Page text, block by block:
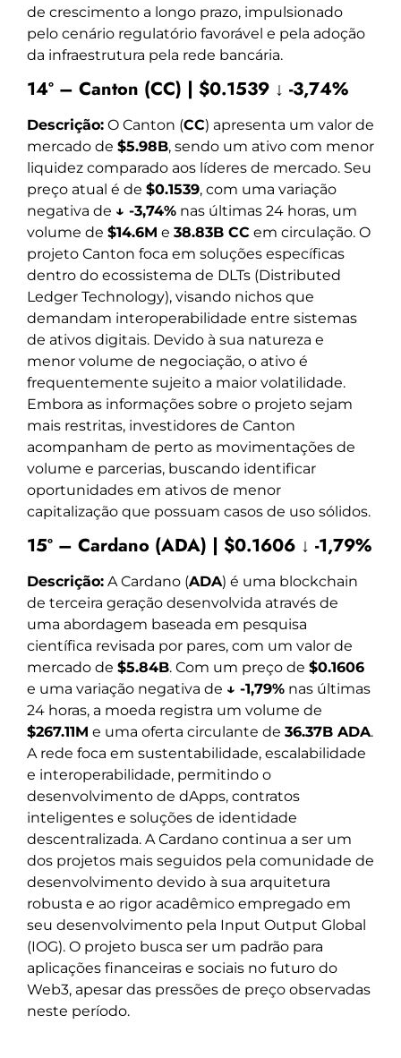
de crescimento a longo prazo, impulsionado
pelo cenário regulatório favorável e pela adoção
da infraestrutura pela rede bancária.
14º – Canton (CC) | $0.1539 ↓ -3,74%
Descrição: O Canton (CC) apresenta um valor de
mercado de $5.98B, sendo um ativo com menor
liquidez comparado aos líderes de mercado. Seu
preço atual é de $0.1539, com uma variação
negativa de ↓ -3,74% nas últimas 24 horas, um
volume de $14.6M e 38.83B CC em circulação. O
projeto Canton foca em soluções específicas
dentro do ecossistema de DLTs (Distributed
Ledger Technology), visando nichos que
demandam interoperabilidade entre sistemas
de ativos digitais. Devido à sua natureza e
menor volume de negociação, o ativo é
frequentemente sujeito a maior volatilidade.
Embora as informações sobre o projeto sejam
mais restritas, investidores de Canton
acompanham de perto as movimentações de
volume e parcerias, buscando identificar
oportunidades em ativos de menor
capitalização que possuam casos de uso sólidos.
15º – Cardano (ADA) | $0.1606 ↓ -1,79%
Descrição: A Cardano (ADA) é uma blockchain
de terceira geração desenvolvida através de
uma abordagem baseada em pesquisa
científica revisada por pares, com um valor de
mercado de $5.84B. Com um preço de $0.1606
e uma variação negativa de ↓ -1,79% nas últimas
24 horas, a moeda registra um volume de
$267.11M e uma oferta circulante de 36.37B ADA.
A rede foca em sustentabilidade, escalabilidade
e interoperabilidade, permitindo o
desenvolvimento de dApps, contratos
inteligentes e soluções de identidade
descentralizada. A Cardano continua a ser um
dos projetos mais seguidos pela comunidade de
desenvolvimento devido à sua arquitetura
robusta e ao rigor acadêmico empregado em
seu desenvolvimento pela Input Output Global
(IOG). O projeto busca ser um padrão para
aplicações financeiras e sociais no futuro do
Web3, apesar das pressões de preço observadas
neste período.